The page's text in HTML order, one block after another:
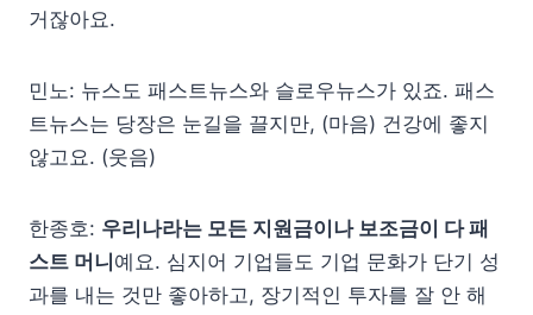
거잖아요.
민노: 뉴스도 패스트뉴스와 슬로우뉴스가 있죠. 패스
트뉴스는 당장은 눈길을 끌지만, (마음) 건강에 좋지
않고요. (웃음)
한종호: 우리나라는 모든 지원금이나 보조금이 다 패
스트 머니 예요. 심지어 기업들도 기업 문화가 단기 성
과를 내는 것만 좋아하고, 장기적인 투자를 잘 안 해